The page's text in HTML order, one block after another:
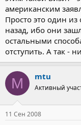
американским
Просто это один из
назад, ибо они
остальными
отступить. А так -
M mtu
Активный
11 Сен 2008